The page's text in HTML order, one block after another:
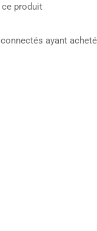
ce produit
ayant